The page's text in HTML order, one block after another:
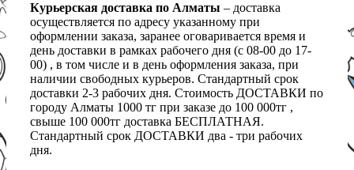
Курьерская доставка по Алматы – доставка
осуществляется по адресу указанному при
оформлении заказа, заранее оговаривается время и
день доставки в рамках рабочего дня (с 08-00 до 17-
00) , в том числе и в день оформления заказа, при
наличии свободных курьеров. Стандартный срок
доставки 2-3 рабочих дня. Стоимость ДОСТАВКИ по
городу Алматы 1000 тг при заказе до 100 000тг ,
свыше 100 000тг доставка БЕСПЛАТНАЯ.
Стандартный срок ДОСТАВКИ два - три рабочих
дня.